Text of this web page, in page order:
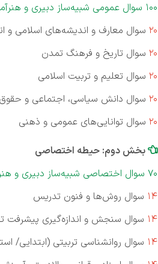
100 سوال عمومی شبیه‌ساز دبیری و هنرآموز "با پاسخ تشریحی"
20 سوال معارف و اندیشه‌های اسلامی و
20 سوال تاریخ و فرهنگ تمدن
20 سوال تعلیم و تربیت اسلامی
20 سوال دانش سیاسی، اجتماعی و
20 سوال توانایی‌های عمومی و ذهنی
 بخش دوم: حیطه اختصاصی
70 سوال اختصاصی شبیه‌ساز دبیری و هنرآموز "با پاسخ تشریحی"
14 سوال روش‌ها و فنون تدریس
14 سوال سنجش و اندازه‌گیری پیشرفت
14 سوال روانشناسی تربیتی (ابتدایی/